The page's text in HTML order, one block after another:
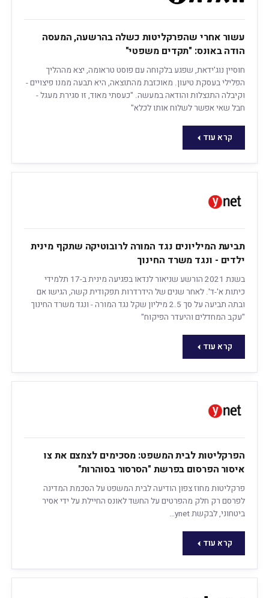
עשור אחרי שהפרקליטות כשלה בהרשעה, המעסה
הודה באונס: "תקדים משפטי"
חוסיין נוג'ידאת, שפגע בלקוחה עם פוסט טראומה, יצא מההליך
הפלילי בעסקת טיעון. מאוכזבת מהתוצאה, היא תבעה ממנו פיצויים -
וקיבלה התנצלות והודאה במעשה. "כעסתי מאוד, זו סגירת מעגל -
חבל שאי אפשר לשלוח אותו לכלא"
קרא עוד
תביעת המיליונים נגד המורה לרובוטיקה שתקף מינית
ילדים - ונגד משרד החינוך
בשנת 2021 הורשע שניאור לנדאו בפגיעה מינית ב-17 תלמידי
כיתות א'-ד'. לאחר שנים של הידרדרות תפקודית קשה, הגישו אם
ובתה תביעה על סך 2.5 מיליון שקל נגד המורה - ונגד משרד החינוך
"עקב המחדלים והיעדר הפיקוח"
קרא עוד
הפרקליטות לבית המשפט: מסכימים לצמצם את צו
איסור הפרסום בפרשת "הסרסור בסוהרות"
פרקליטות מחוז צפון הודיעה לבית המשפט על הסכמת המדינה
לפרסם רק חלק מהפרטים על החשד לאונס החיילת על ידי אסיר
ביטחוני, לבקשת ynet…
קרא עוד